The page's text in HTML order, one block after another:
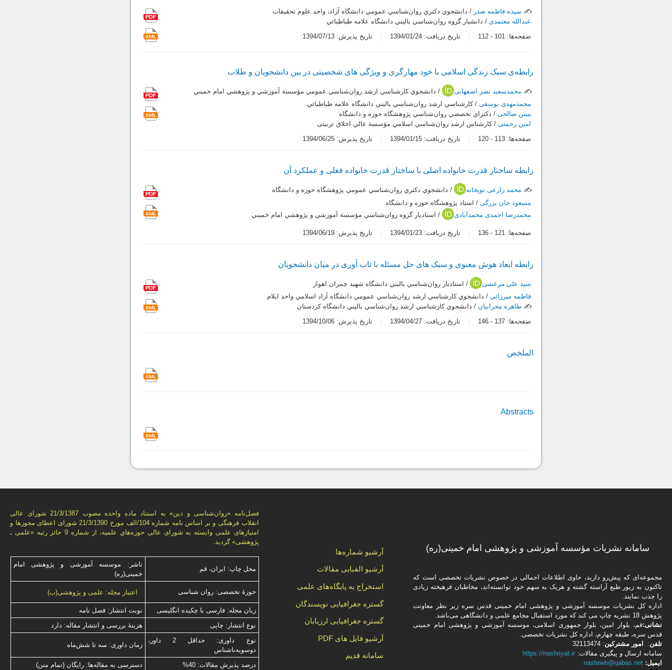
✍️ سیده فاطمه صدر / دانشجوي دكتري روان‌شناسي عمومي دانشگاه آزاد، واحد علوم تحقيقات
عبدالله معتمدی/ دانشيار گروه روان‌شناسي باليني دانشگاه علامه طباطبائي
صفحه‌ها: 101
-
112 تاریخ دریافت: 1394/01/24 تاریخ پذیرش: 1394/07/13
رابطه‌ی سبک زندگی اسلامی با خود مهارگری و ویژگی های شخصیتی در بین دانشجویان و طلاب
✍️ محمدسعید نصر اصفهانی
/ دانشجوي كارشناسي ارشد روان‌شناسي عمومي مؤسسة آموزشي و پژوهشي امام خميني
محمدمهدی یوسفی / كارشناسي ارشد روان‌شناسي باليني دانشگاه علامه طباطبائي
مبین صالحی / دكتراي تخصصي روان‌شناسي پژوهشگاه حوزه و دانشگاه
امین رحمتی/ كارشناس ارشد روان‌شناسي اسلامي مؤسسة عالي اخلاق تربيتی
صفحه‌ها: 113
-
120 تاریخ دریافت: 1394/01/15 تاریخ پذیرش: 1394/06/25
رابطه ساختار قدرت خانواده اصلی با ساختار قدرت خانواده فعلی و عملکرد آن
✍️ محمد زارعی توپخانه
/ دانشجوي دكتري روان‌شناسي عمومي پژوهشگاه حوزه و دانشگاه
مسعود جان بزرگی/ استاد پژوهشگاه حوزه و دانشگاه
محمدرضا احمدی محمدآبادی
/ استاديار گروه روان‌شناسي مؤسسة آموزشي و پژوهشي امام خميني
صفحه‌ها: 121
-
136 تاریخ دریافت: 1394/01/23 تاریخ پذیرش: 1394/06/19
رابطه ابعاد هوش معنوی و سبک های حل مسئله با تاب آوری در میان دانشجویان
سید علی مرعشی
/ استاديار روان‌شناسي باليني دانشگاه شهيد چمران اهواز
فاطمه میرزائی / دانشجوي کارشناسي ارشد روان‌شناسي عمومي دانشگاه آزاد اسلامي واحد ايلام
✍️ طاهره محرابیان / دانشجوي کارشناسي ارشد روان‌شناسي باليني دانشگاه کردستان
صفحه‌ها: 137
-
146 تاریخ دریافت: 1394/04/27 تاریخ پذیرش: 1394/10/06
الملخص
Abstracts
فصل‌نامه «روان‌شناسی و دين» به استناد ماده واحده مصوب 21/3/1387 شورای عالی
انقلاب فرهنگی و بر اساس نامه شماره 104/الف مورخ 21/3/1390 شورای اعطای مجوزها و
امتيازهای علمی وابسته به شورای عالی حوزه‌هاي علميه، از شماره 9 حائز رتبه «علمی ـ
پژوهشی» گرديد.
محل چاپ: ایران، قم
ناشر: موسسه آموزشی و پژوهشی امام
خمینی(ره)
حوزۀ تخصصی: روان شناسی اعتبار مجله: علمی و پژوهشی(ب)
زبان مجله: فارسی با چكیده انگلیسی
نوبت انتشار: فصل نامه
نوع انتشار: چاپی
هزینۀ بررسی و انتشار مقاله: دارد
نوع داوری: حداقل 2 داور،
دوسویه‌ناشناس
زمان داوری: سه تا شش‌ماه
درصد پذیرش مقالات: 40% دسترسی به مقاله‌ها: رایگان (تمام متن)
آرشیو شماره‌ها
آرشیو الفبایی مقالات
استخراج به پایگاه‌های علمی
گستره جغرافیایی نویسندگان
گستره جغرافیایی ارزیابان
آرشیو فایل های PDF
سامانه قدیم
سامانه نشریات مؤسسه آموزشی و پژوهشی امام خمینی(ره)
مجموعه‌ای که پیش‌رو دارید،‌ حاوی اطلاعات اجمالی در خصوص نشریات تخصصی است که
تاکنون به زیور طبع آراسته گشته و هریک به سهم خود توانسته‌اند، مخاطبان فرهیخته‌ زیادی
را جذب نمایند.
اداره كل نشریات موسسه آموزشی و پژوهشی امام خمینی قدس سره زیر نظر معاونت
پژوهش 18 نشریه چاپ می کند که مورد استقبال مجامع علمی و دانشگاهی می‌باشد.
نشانی:قم، بلوار امین، بلوار جمهوری اسلامی، موسسه آموزشی و پژوهشی امام خمینی
قدس سره، طبقه چهارم، اداره كل نشریات تخصصی.
تلفن: امور مشتركین: 32113474
سامانه ارسال و پیگیری مقالات:https://nashriyat.ir
ایمیل:nashrieh@qabas.net